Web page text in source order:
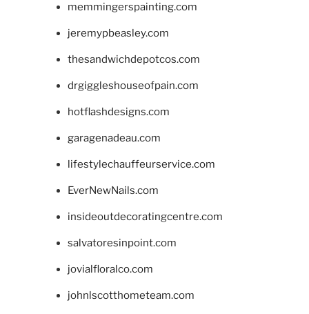
memmingerspainting.com
jeremypbeasley.com
thesandwichdepotcos.com
drgiggleshouseofpain.com
hotflashdesigns.com
garagenadeau.com
lifestylechauffeurservice.com
EverNewNails.com
insideoutdecoratingcentre.com
salvatoresinpoint.com
jovialfloralco.com
johnlscotthometeam.com